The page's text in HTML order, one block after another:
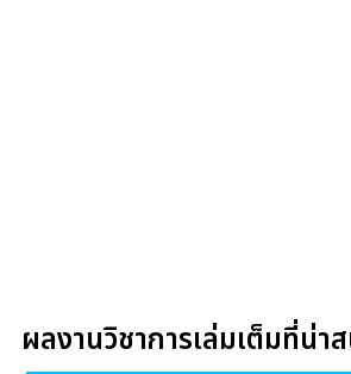
ผลงานวิชาการเล่มเต็มที่น่า